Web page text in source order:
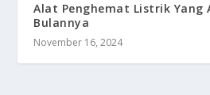
Alat Penghemat Listrik Yang
Bulannya
November 16, 2024